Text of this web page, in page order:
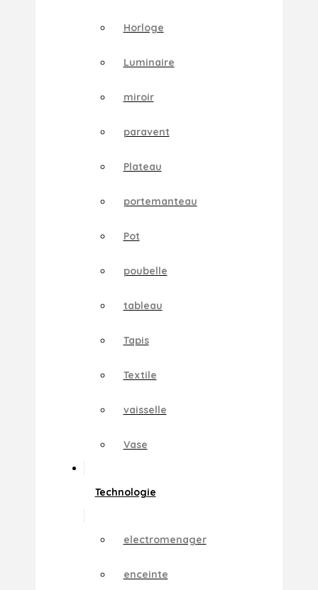
Horloge
Luminaire
miroir
paravent
Plateau
portemanteau
Pot
poubelle
tableau
Tapis
Textile
vaisselle
Vase
Technologie
electromenager
enceinte